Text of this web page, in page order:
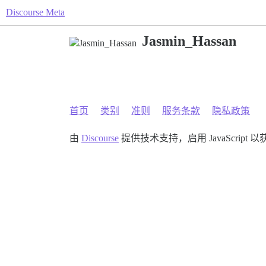
Discourse Meta
Jasmin_Hassan
首页 类别 准则 服务条款 隐私政策
由 Discourse 提供技术支持，启用 JavaScript 以